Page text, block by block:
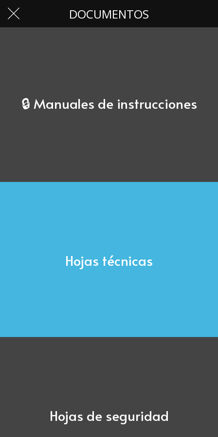
DOCUMENTOS
🔒 Manuales de instrucciones
Hojas técnicas
Hojas de seguridad